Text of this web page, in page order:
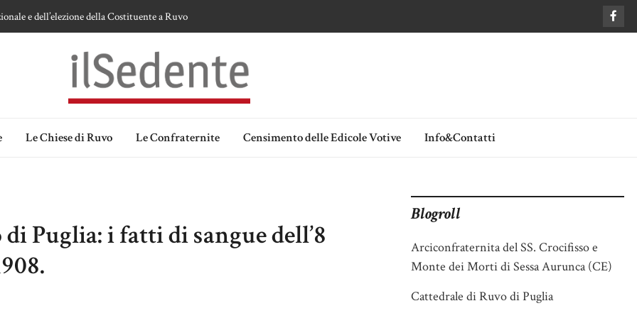
e dell’elezione della Costituente a Ruvo
Madonna delle Grazie di Ruvo di Puglia
Ipotesi e memorie.
Le Chiese di Ruvo Le Confraternite Censimento delle Edicole Votive Info&Contatti
Puglia: i fatti di sangue dell’8
Blogroll
Arciconfraternita del SS. Crocifisso e
Monte dei Morti di Sessa Aurunca (CE)
Cattedrale di Ruvo di Puglia